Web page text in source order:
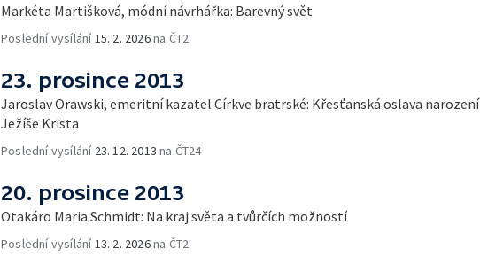
Markéta Martišková, módní návrhářka: Barevný svět
Poslední vysílání 15. 2. 2026na ČT2
23. prosince 2013
Jaroslav Orawski, emeritní kazatel Církve bratrské: Křesťanská oslava narození
Ježíše Krista
Poslední vysílání 23. 12. 2013 na ČT24
20. prosince 2013
Otakáro Maria Schmidt: Na kraj světa a tvůrčích možností
Poslední vysílání 13. 2. 2026na ČT2